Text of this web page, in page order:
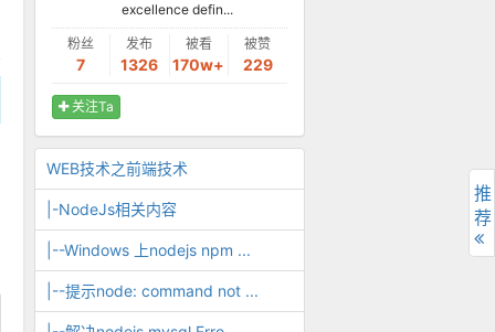
excellence defin...
粉丝
7
发布
1326
被看
170w+
被赞
229
关注Ta
WEB技术之前端技术
|-NodeJs相关内容
|--Windows 上nodejs npm ...
|--提示node: command not ...
推
荐